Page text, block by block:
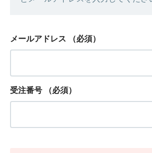
メールアドレス （必須）
受注番号 （必須）